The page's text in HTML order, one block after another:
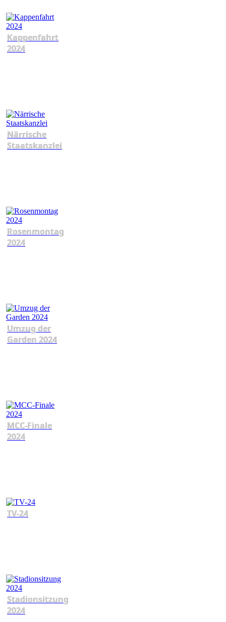
Kappenfahrt
2024
Närrische
Staatskanzlei
Rosenmontag
2024
Umzug der
Garden 2024
MCC-Finale
2024
TV-24
Stadionsitzung
2024